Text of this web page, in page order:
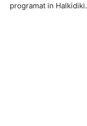
programat in Halkidiki.